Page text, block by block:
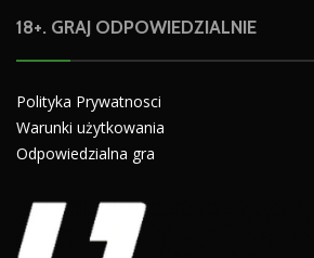
18+. GRAJ ODPOWIEDZIALNIE
Polityka Prywatnosci
Warunki użytkowania
Odpowiedzialna gra